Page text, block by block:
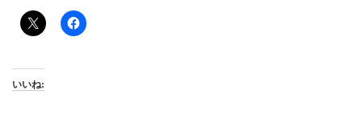
いいね: